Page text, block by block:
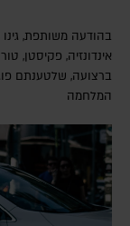
בהודעה משותפת, גינו
אינדונזיה, פקיסטן,
ברצועה, שלטענתם
המלחמה